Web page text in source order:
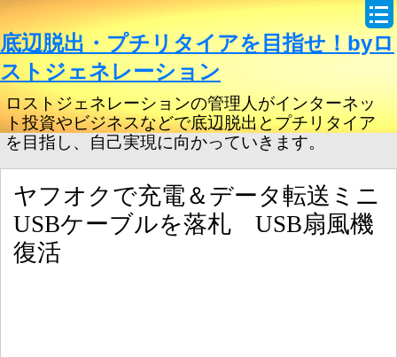
底辺脱出・プチリタイアを目指せ！byロ
ストジェネレーション
ロストジェネレーションの管理人がインターネッ
ト投資やビジネスなどで底辺脱出とプチリタイア
を目指し、自己実現に向かっていきます。
ヤフオクで充電＆データ転送ミニ
USBケーブルを落札 USB扇風機
復活